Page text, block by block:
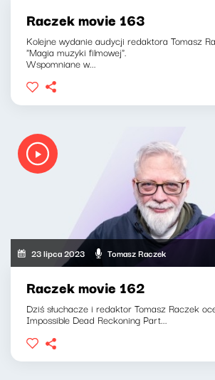
Raczek movie 163
Kolejne wydanie audycji redaktora Tomasz
"Magia muzyki filmowej".
Wspomniane w...
23 lipca 2023 Tomasz Raczek
Raczek movie 162
Dziś słuchacze i redaktor Tomasz Raczek
Impossible Dead Reckoning Part...